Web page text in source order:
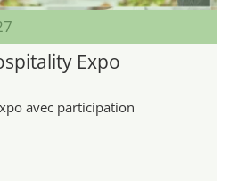
Expo
avec participation